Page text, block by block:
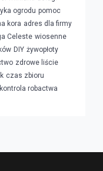
ogrodu pomoc
kora adres dla firmy
Celeste wiosenne
DIY żywopłoty
zdrowe liście
czas zbioru
kontrola robactwa